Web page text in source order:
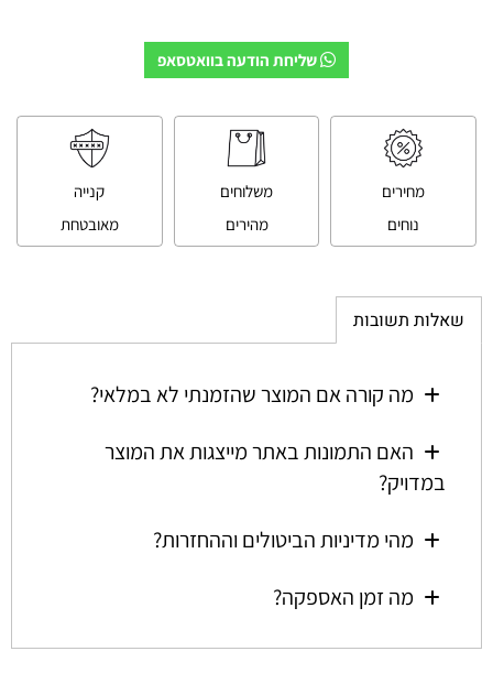
שליחת הודעה בוואטסאפ
מחירים
נוחים
משלוחים
מהירים
קנייה
מאובטחת
שאלות תשובות
מה קורה אם המוצר שהזמנתי לא במלאי?
האם התמונות באתר מייצגות את המוצר
במדויק?
מהי מדיניות הביטולים וההחזרות?
מה זמן האספקה?